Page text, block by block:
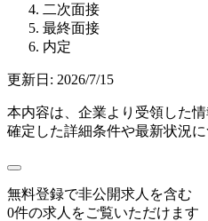
二次面接
最終面接
内定
更新日: 2026/7/15
本内容は、企業より受領した
確定した詳細条件や最新状況
無料登録で非公開求人 を含む
0件の求人をご覧いただけます